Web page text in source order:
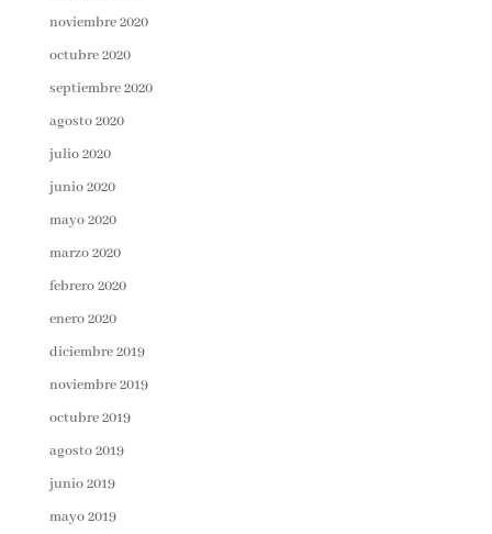
noviembre 2020
octubre 2020
septiembre 2020
agosto 2020
julio 2020
junio 2020
mayo 2020
marzo 2020
febrero 2020
enero 2020
diciembre 2019
noviembre 2019
octubre 2019
agosto 2019
junio 2019
mayo 2019